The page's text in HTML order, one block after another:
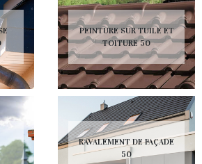
PEINTURE SUR TUILE ET
TOITURE 50
RAVALEMENT DE FAÇADE
50